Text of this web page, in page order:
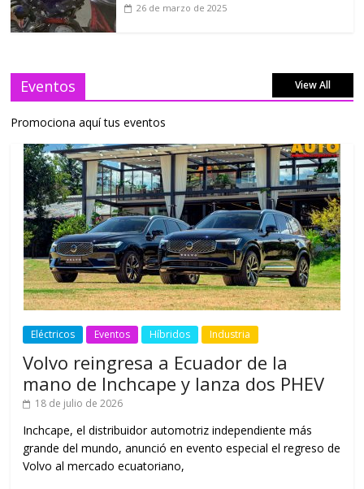
26 de marzo de 2025
Eventos View All
Promociona aquí tus eventos
Eléctricos Eventos Híbridos Industria
Volvo reingresa a Ecuador de la
mano de Inchcape y lanza dos PHEV
18 de julio de 2026
Inchcape, el distribuidor automotriz independiente más
grande del mundo, anunció en evento especial el regreso de
Volvo al mercado ecuatoriano,